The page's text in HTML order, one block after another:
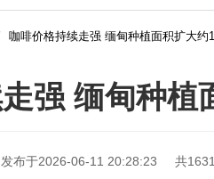
咖啡价格持续走强 缅甸种植面积扩大约
强 缅甸种植
发布于2026-06-11 20:28:23 共